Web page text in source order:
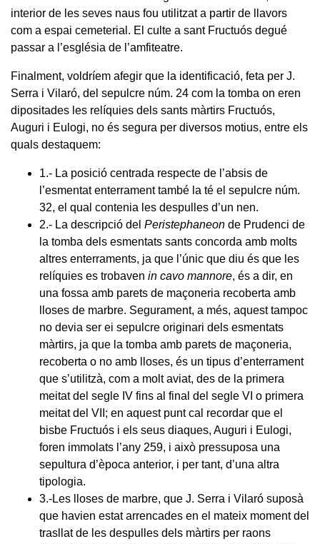
interior de les seves naus fou utilitzat a partir de llavors
com a espai cemeterial. El culte a sant Fructuós degué
passar a l’església de l’amfiteatre.
Finalment, voldríem afegir que la identificació, feta per J.
Serra i Vilaró, del sepulcre núm. 24 com la tomba on eren
dipositades les relíquies dels sants màrtirs Fructuós,
Auguri i Eulogi, no és segura per diversos motius, entre els
quals destaquem:
1.- La posició centrada respecte de l’absis de
l’esmentat enterrament també la té el sepulcre núm.
32, el qual contenia les despulles d’un nen.
2.- La descripció del Peristephaneon de Prudenci de
la tomba dels esmentats sants concorda amb molts
altres enterraments, ja que l’únic que diu és que les
relíquies es trobaven in cavo mannore, és a dir, en
una fossa amb parets de maçoneria recoberta amb
lloses de marbre. Segurament, a més, aquest tampoc
no devia ser ei sepulcre originari dels esmentats
màrtirs, ja que la tomba amb parets de maçoneria,
recoberta o no amb lloses, és un tipus d’enterrament
que s’utilitzà, com a molt aviat, des de la primera
meitat del segle IV fins al final del segle VI o primera
meitat del VII; en aquest punt cal recordar que el
bisbe Fructuós i els seus diaques, Auguri i Eulogi,
foren immolats l’any 259, i això pressuposa una
sepultura d’època anterior, i per tant, d’una altra
tipologia.
3.-Les lloses de marbre, que J. Serra i Vilaró suposà
que havien estat arrencades en el mateix moment del
trasllat de les despulles dels màrtirs per raons